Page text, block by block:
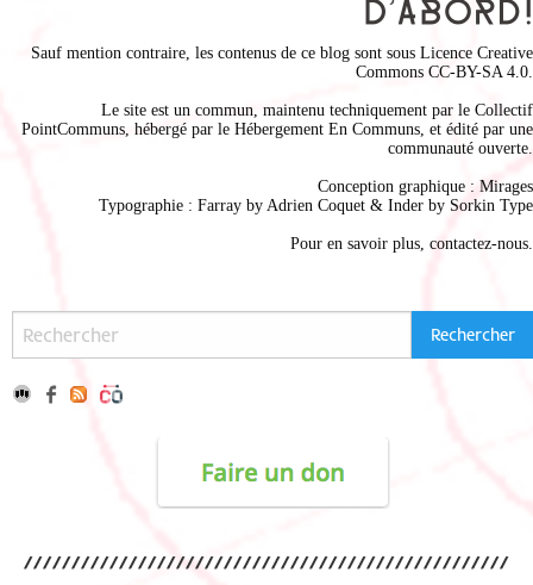
Sauf mention contraire, les contenus de ce blog sont sous Licence Creative
Commons CC-BY-SA 4.0
Le site est un commun, maintenu techniquement par le Collectif
PointCommuns , hébergé par le Hébergement En Communs , et édité par une
communauté ouverte.
Conception graphique : Mirages
Typographie : Farray by Adrien Coquet & Inder by Sorkin Type
Pour en savoir plus, contactez-nous